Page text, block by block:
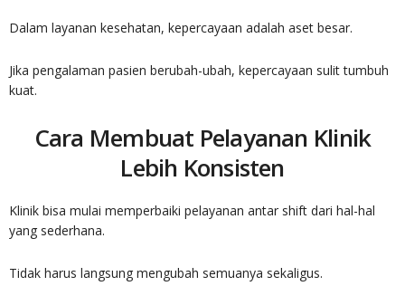
Dalam layanan kesehatan, kepercayaan adalah aset besar.
Jika pengalaman pasien berubah-ubah, kepercayaan sulit tumbuh
kuat.
Cara Membuat Pelayanan Klinik
Lebih Konsisten
Klinik bisa mulai memperbaiki pelayanan antar shift dari hal-hal
yang sederhana.
Tidak harus langsung mengubah semuanya sekaligus.